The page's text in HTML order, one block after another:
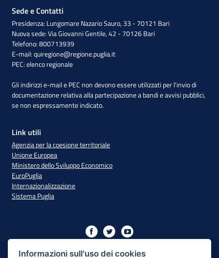
Sede e Contatti
Presidenza: Lungomare Nazario Sauro, 33 - 70121 Bari
Nuova sede: Via Giovanni Gentile, 42 - 70126 Bari
Telefono: 800713939
E-mail:quiregione@regione.puglia.it
PEC:elenco regionale
Gli indirizzi e-mail e PEC non devono essere utilizzati per l'invio di
documentazione relativa alla partecipazione a bandi e avvisi pubblici,
se non espressamente indicato.
Link utili
Agenzia per la coesione territoriale
Unione Europea
Ministero dello Sviluppo Economico
EuroPuglia
Internazionalizzazione
Sistema Puglia
XIII
Informazioni sull'uso dei cookies